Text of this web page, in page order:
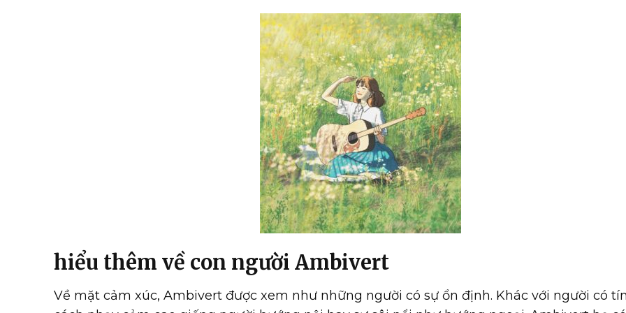
hiểu thêm về con người Ambivert
Về mặt cảm xúc, Ambivert được xem như những người có sự ổn định. Khác với người có